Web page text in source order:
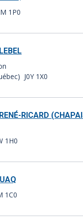
1P0
J0Y 1X0
RICARD
1H0
1C0